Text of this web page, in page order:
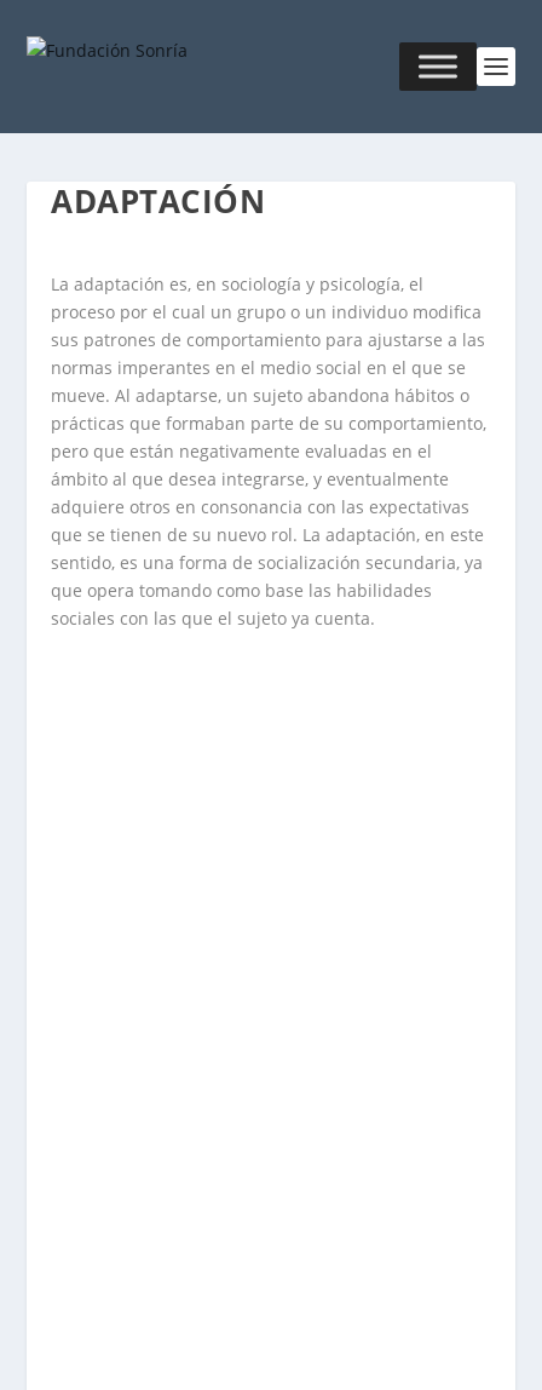
ADAPTACIÓN
La adaptación es, en sociología y psicología, el
proceso por el cual un grupo o un individuo modifica
sus patrones de comportamiento para ajustarse a las
normas imperantes en el medio social en el que se
mueve. Al adaptarse, un sujeto abandona hábitos o
prácticas que formaban parte de su comportamiento,
pero que están negativamente evaluadas en el
ámbito al que desea integrarse, y eventualmente
adquiere otros en consonancia con las expectativas
que se tienen de su nuevo rol. La adaptación, en este
sentido, es una forma de socialización secundaria, ya
que opera tomando como base las habilidades
sociales con las que el sujeto ya cuenta.